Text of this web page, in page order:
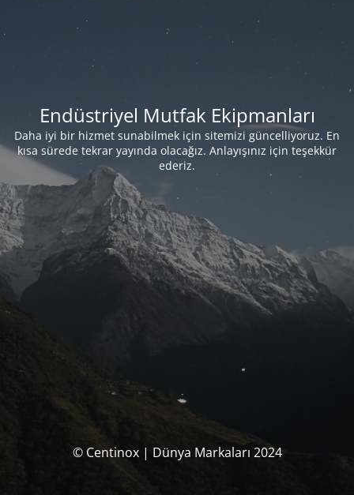
Endüstriyel Mutfak Ekipmanları
Daha iyi bir hizmet sunabilmek için sitemizi güncelliyoruz. En
kısa sürede tekrar yayında olacağız. Anlayışınız için teşekkür
ederiz.
© Centinox | Dünya Markaları 2024